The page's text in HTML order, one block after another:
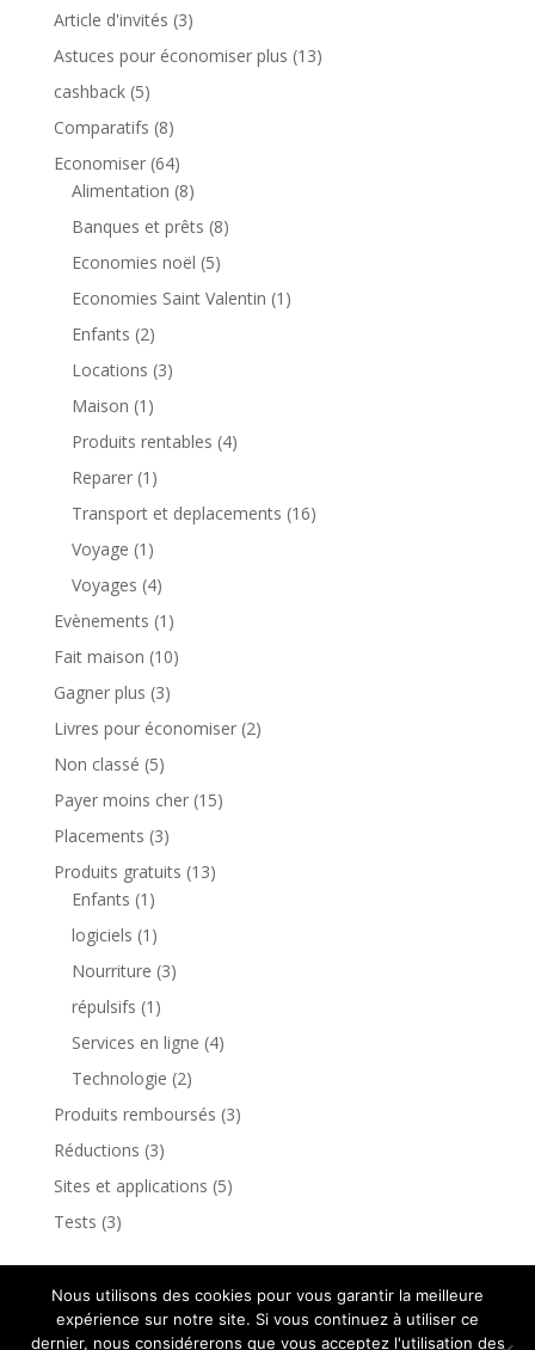
Article d'invités (3)
Astuces pour économiser plus (13)
cashback(5)
Comparatifs (8)
Economiser(64)
Alimentation (8)
Banques et prêts (8)
Economies noël (5)
Economies Saint Valentin (1)
Enfants (2)
Locations (3)
Maison (1)
Produits rentables (4)
Reparer(1)
Transport et deplacements (16)
Voyage (1)
Voyages (4)
Evènements (1)
Fait maison (10)
Gagner plus (3)
Livres pour économiser(2)
Non classé (5)
Payer moins cher(15)
Placements (3)
Produits gratuits (13)
Enfants (1)
logiciels (1)
Nourriture (3)
répulsifs (1)
Services en ligne (4)
Technologie (2)
Produits remboursés (3)
Réductions (3)
Sites et applications (5)
Tests (3)
Nous utilisons des cookies pour vous garantir la meilleure
expérience sur notre site. Si vous continuez à utiliser ce
dernier, nous considérerons que vous acceptez l'utilisation des